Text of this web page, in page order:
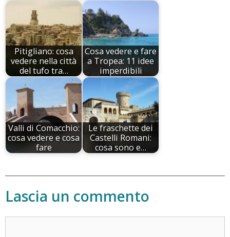
Pitigliano: cosa
vedere nella città
del tufo tra…
Cosa vedere e fare
a Tropea: 11 idee
imperdibili
Valli di Comacchio:
cosa vedere e cosa
fare
Le fraschette dei
Castelli Romani:
cosa sono e…
Lascia un commento